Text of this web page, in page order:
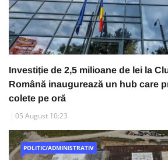
Investiție de 2,5 milioane de lei la
Română inaugurează un hub care
colete pe oră
05 August 10:23
POLITIC/ADMINISTRATIV